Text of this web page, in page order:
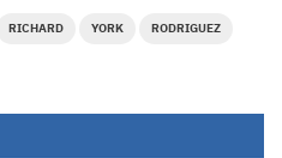
RICHARD YORK RODRIGUEZ